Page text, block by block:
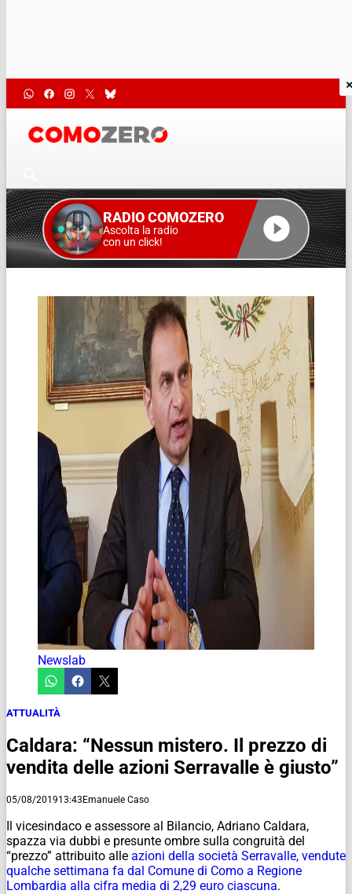
RADIO COMOZERO
Ascolta la radio
con un click!
Newslab
ATTUALITÀ
Caldara: “Nessun mistero. Il prezzo di
vendita delle azioni Serravalle è giusto”
05/08/201913:43Emanuele Caso
Il vicesindaco e assessore al Bilancio, Adriano Caldara,
spazza via dubbi e presunte ombre sulla congruità del
“prezzo” attribuito alle azioni della società Serravalle, vendute
qualche settimana fa dal Comune di Como a Regione
Lombardia alla cifra media di 2,29 euro ciascuna.